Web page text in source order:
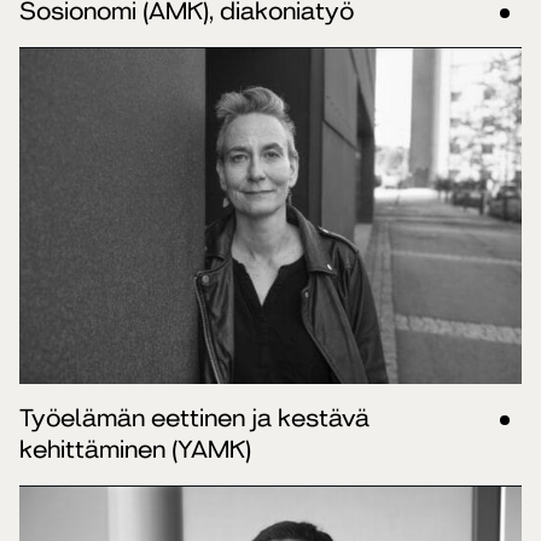
Sosionomi (AMK), diakoniatyö
Työelämän eettinen ja kestävä
kehittäminen (YAMK)